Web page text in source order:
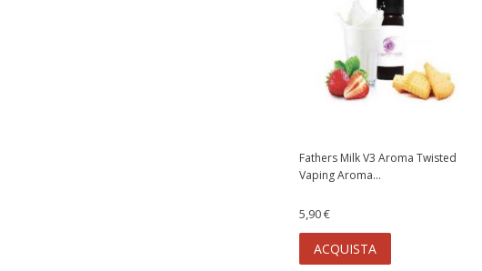
Fathers Milk V3 Aroma Twisted
Vaping Aroma...
5,90 €
ACQUISTA